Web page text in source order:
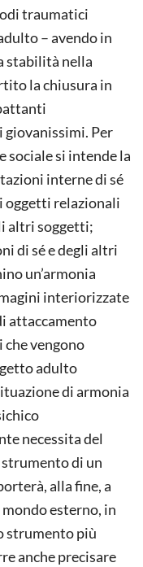
traumatici
– avendo in
stabilità nella
la chiusura in
giovanissimi. Per
sociale si intende la
interne di sé
oggetti relazionali
altri soggetti;
di sé e degli altri
un’armonia
interiorizzate
attaccamento
vengono
adulto
di armonia
necessita del
strumento di un
alla fine, a
esterno, in
strumento più
anche precisare